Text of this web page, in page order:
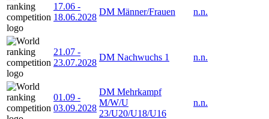
17.06 -
18.06.2028
DM Männer/Frauen n.n.
21.07 -
23.07.2028
DM Nachwuchs 1 n.n.
01.09 -
03.09.2028
DM Mehrkampf
M/W/U
23/U20/U18/U16
n.n.